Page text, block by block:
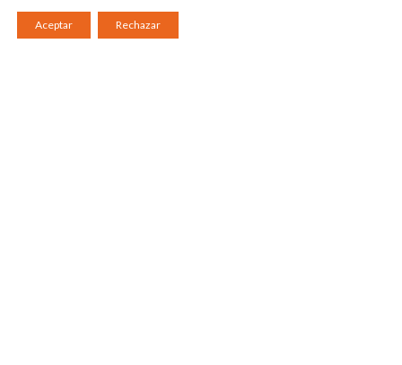
Aceptar Rechazar